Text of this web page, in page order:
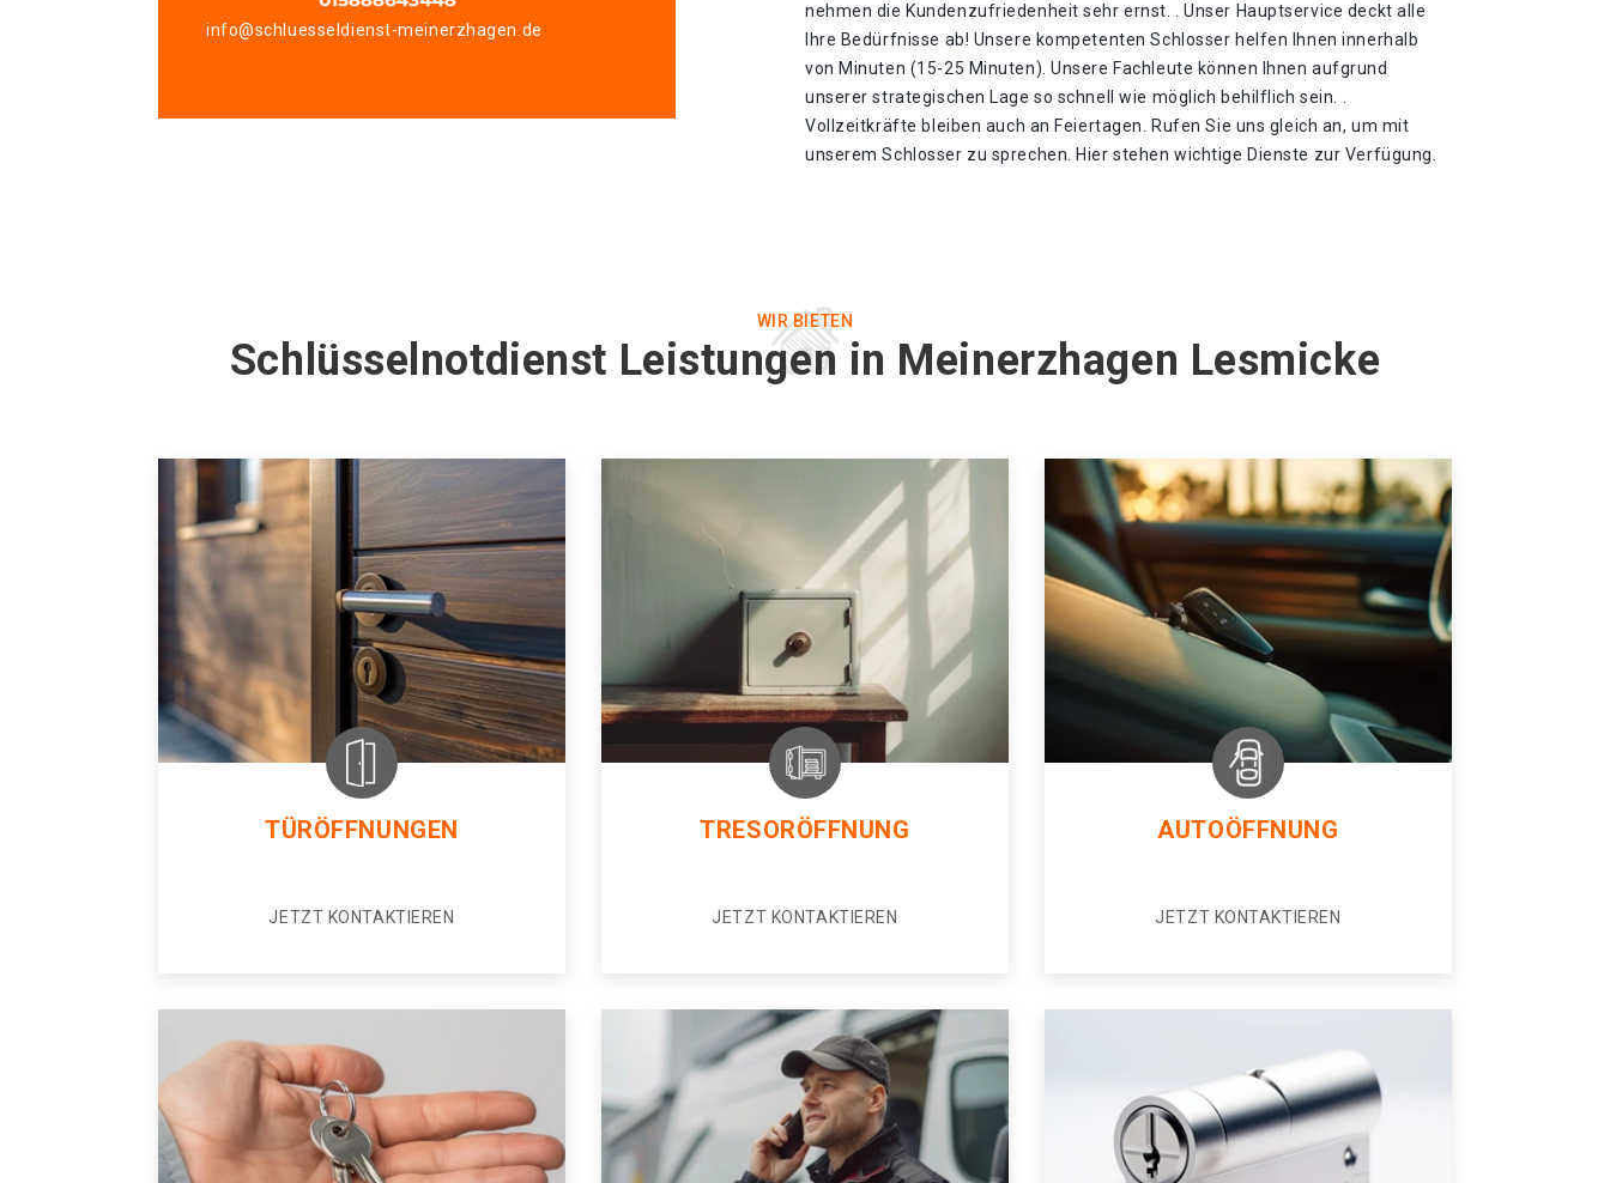
info@schluesseldienst-meinerzhagen.de
nehmen die Kundenzufriedenheit sehr ernst. . Unser Hauptservice deckt alle
Ihre Bedürfnisse ab! Unsere kompetenten Schlosser helfen Ihnen innerhalb
von Minuten (15-25 Minuten). Unsere Fachleute können Ihnen aufgrund
unserer strategischen Lage so schnell wie möglich behilflich sein. .
Vollzeitkräfte bleiben auch an Feiertagen. Rufen Sie uns gleich an, um mit
unserem Schlosser zu sprechen. Hier stehen wichtige Dienste zur Verfügung.
WIR BIETEN
Schlüsselnotdienst Leistungen in Meinerzhagen Lesmicke
TÜRÖFFNUNGEN
JETZT KONTAKTIEREN
TRESORÖFFNUNG
JETZT KONTAKTIEREN
AUTOÖFFNUNG
JETZT KONTAKTIEREN